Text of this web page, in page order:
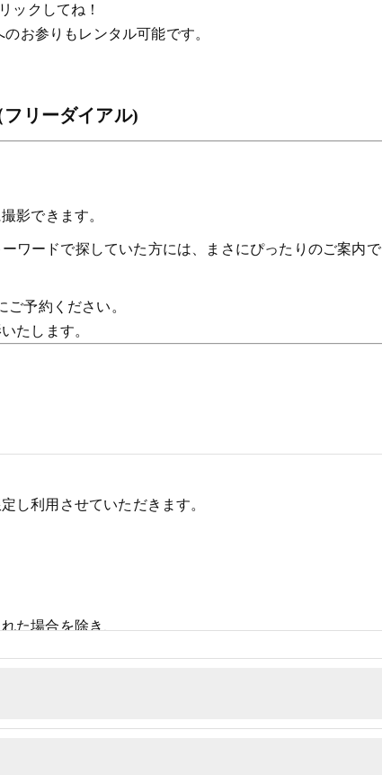
クしてね！
お参りもレンタル可能です。
リーダイアル)
影できます。
ワードで探していた方には、まさにぴったりのご案内で
予約ください。
たします。
し利用させていただきます。
た場合を除き、